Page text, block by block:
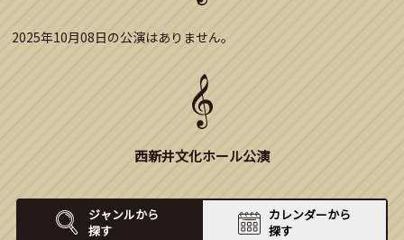
2025年10月08日の公演はありません。
西新井文化ホール公演
ジャンルから
探す
カレンダーから
探す